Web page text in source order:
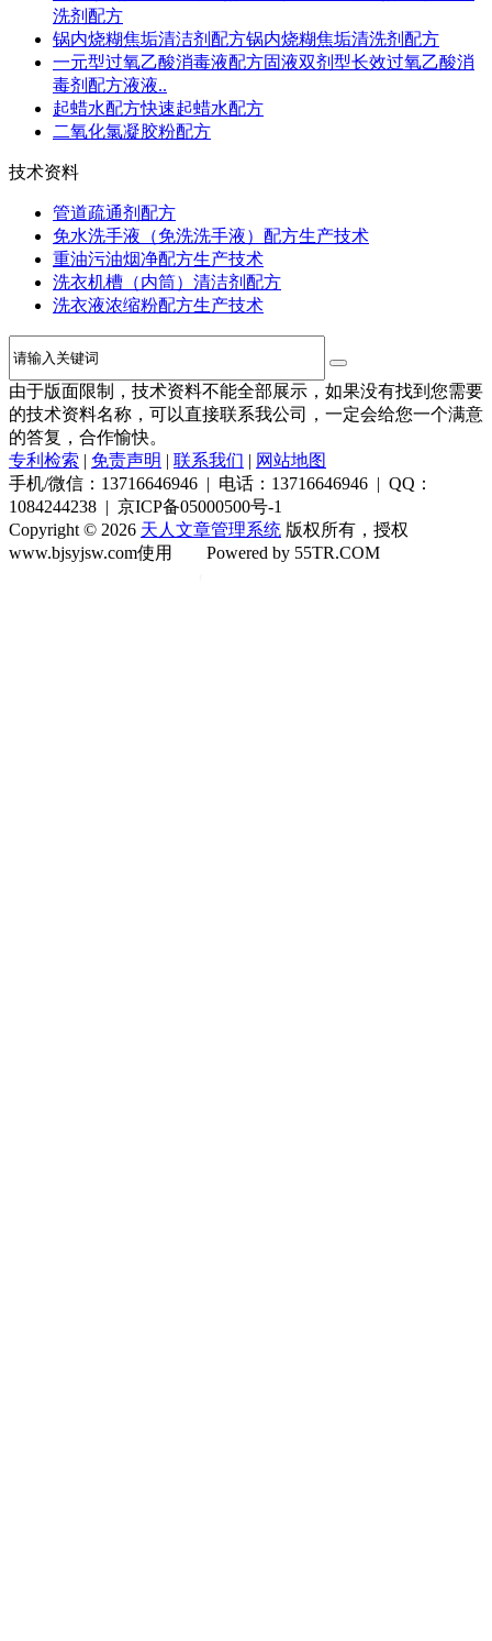
洗剂配方
锅内烧糊焦垢清洁剂配方锅内烧糊焦垢清洗剂配方
一元型过氧乙酸消毒液配方固液双剂型长效过氧乙酸消
毒剂配方液液..
起蜡水配方快速起蜡水配方
二氧化氯凝胶粉配方
技术资料
管道疏通剂配方
免水洗手液（免洗洗手液）配方生产技术
重油污油烟净配方生产技术
洗衣机槽（内筒）清洁剂配方
洗衣液浓缩粉配方生产技术
由于版面限制，技术资料不能全部展示，如果没有找到您需要
的技术资料名称，可以直接联系我公司，一定会给您一个满意
的答复，合作愉快。
专利检索 | 免责声明 | 联系我们 | 网站地图
手机/微信：13716646946 | 电话：13716646946 | QQ：
1084244238 | 京ICP备05000500号-1
Copyright © 2026 天人文章管理系统 版权所有，授权
www.bjsyjsw.com使用
Powered by 55TR.COM